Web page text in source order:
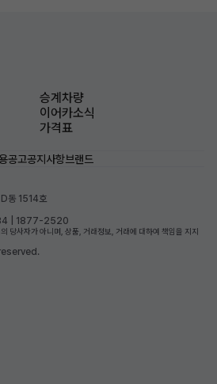
승계차량
이어카소식
가격표
공고공지사항브랜드
D동 1514호
| 1877-2520
당사자가 아니며, 상품, 거래정보, 거래에 대하여 책임을 지지